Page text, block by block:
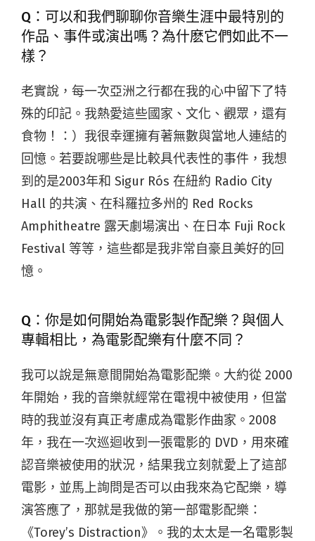
Q：可以和我們聊聊你音樂生涯中最特別的
作品、事件或演出嗎？為什麽它們如此不一
樣？
老實說，每一次亞洲之行都在我的心中留下了特
殊的印記。我熱愛這些國家、文化、觀眾，還有
食物！：）我很幸運擁有著無數與當地人連結的
回憶。若要說哪些是比較具代表性的事件，我想
到的是2003年和 Sigur Rós 在紐約 Radio City
Hall 的共演、在科羅拉多州的 Red Rocks
Amphitheatre 露天劇場演出、在日本 Fuji Rock
Festival 等等，這些都是我非常自豪且美好的回
憶。
Q：你是如何開始為電影製作配樂？與個人
專輯相比，為電影配樂有什麼不同？
我可以說是無意間開始為電影配樂。大約從 2000
年開始，我的音樂就經常在電視中被使用，但當
時的我並沒有真正考慮成為電影作曲家。2008
年，我在一次巡迴收到一張電影的 DVD，用來確
認音樂被使用的狀況，結果我立刻就愛上了這部
電影，並馬上詢問是否可以由我來為它配樂，導
演答應了，那就是我做的第一部電影配樂：
《Torey’s Distraction》。我的太太是一名電影製